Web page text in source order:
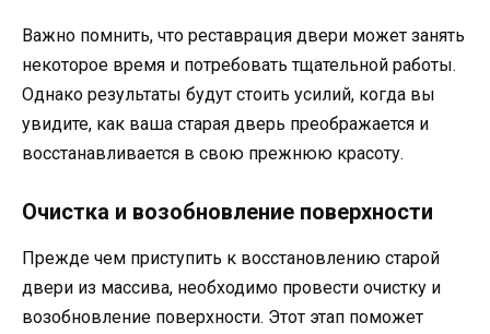
Важно помнить, что реставрация двери может занять
некоторое время и потребовать тщательной работы.
Однако результаты будут стоить усилий, когда вы
увидите, как ваша старая дверь преображается и
восстанавливается в свою прежнюю красоту.
Очистка и возобновление поверхности
Прежде чем приступить к восстановлению старой
двери из массива, необходимо провести очистку и
возобновление поверхности. Этот этап поможет